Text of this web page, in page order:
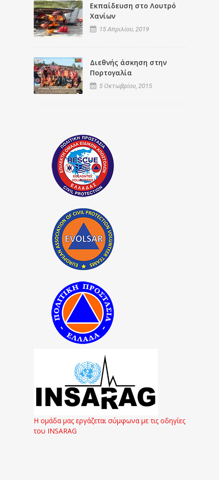
Εκπαίδευση στο Λουτρό
Χανίων
15 Απριλίου, 2019
Διεθνής άσκηση στην
Πορτογαλία
5 Οκτωβρίου, 2015
Η ομάδα μας εργάζεται σύμφωνα με τις οδηγίες
του INSARAG